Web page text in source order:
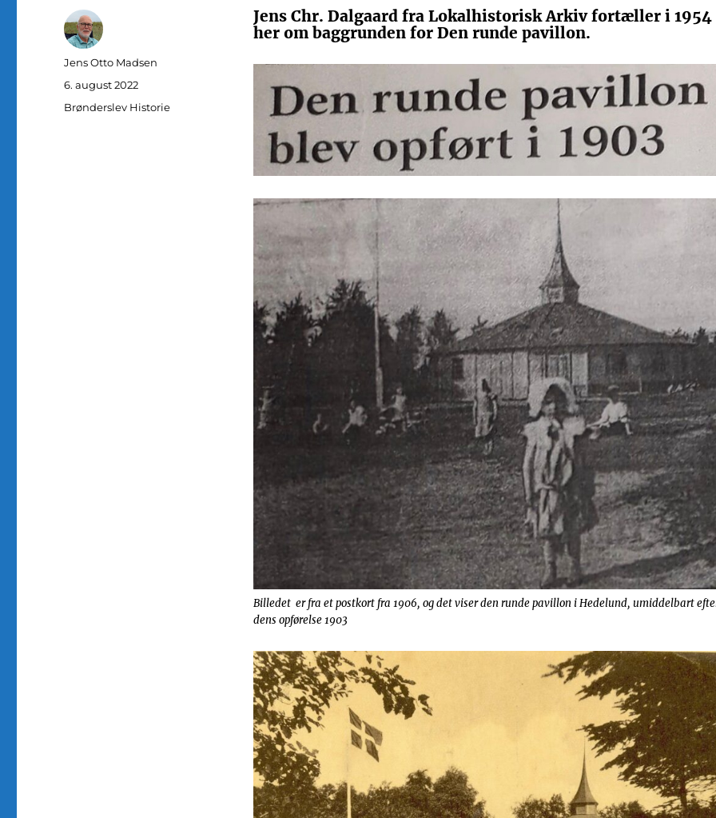
Jens Chr. Dalgaard fra Lokalhistorisk Arkiv fortæller i 1954
her om baggrunden for Den runde pavillon.
Billedet er fra et postkort fra 1906, og det viser den runde pavillon i Hedelund, umiddelbart
dens opførelse 1903
Forfatter
Jens Otto Madsen
Udgivet
6. august 2022
Kategorier
Brønderslev Historie